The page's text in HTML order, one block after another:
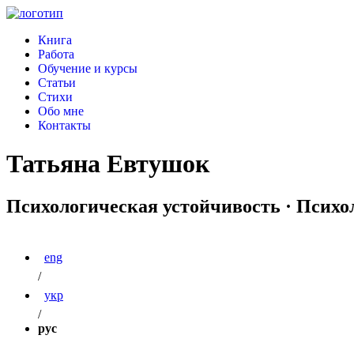
Книга
Работа
Обучение и курсы
Статьи
Стихи
Обо мне
Контакты
Татьяна Евтушок
Психологическая устойчивость ·
eng
/
укр
/
рус